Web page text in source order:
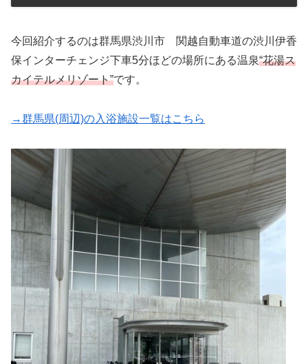
今回紹介するのは群馬県渋川市 関越自動車道の渋川伊香
保インターチェンジ下車5分ほどの場所にある温泉“花湯ス
カイテルメリゾート”です。
→群馬県(周辺)の入浴施設一覧はこちら